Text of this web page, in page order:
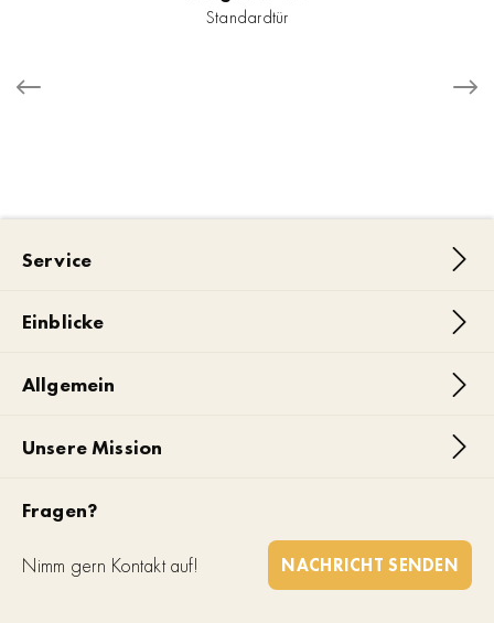
Standardtür
Service
Einblicke
Allgemein
Unsere Mission
Fragen?
Nimm gern Kontakt auf! NACHRICHT SENDEN